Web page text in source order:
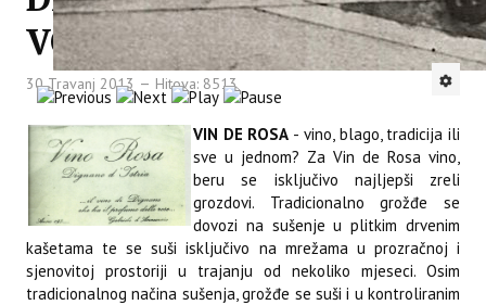
VODNJANŠTINE
30 Travanj 2013 Hitova: 8513
VIN DE ROSA - vino, blago, tradicija ili
sve u jednom? Za Vin de Rosa vino,
beru se isključivo najljepši zreli
grozdovi. Tradicionalno grožđe se
dovozi na sušenje u plitkim drvenim
kašetama te se suši isključivo na mrežama u prozračnoj i
sjenovitoj prostoriji u trajanju od nekoliko mjeseci. Osim
tradicionalnog načina sušenja, grožđe se suši i u kontroliranim